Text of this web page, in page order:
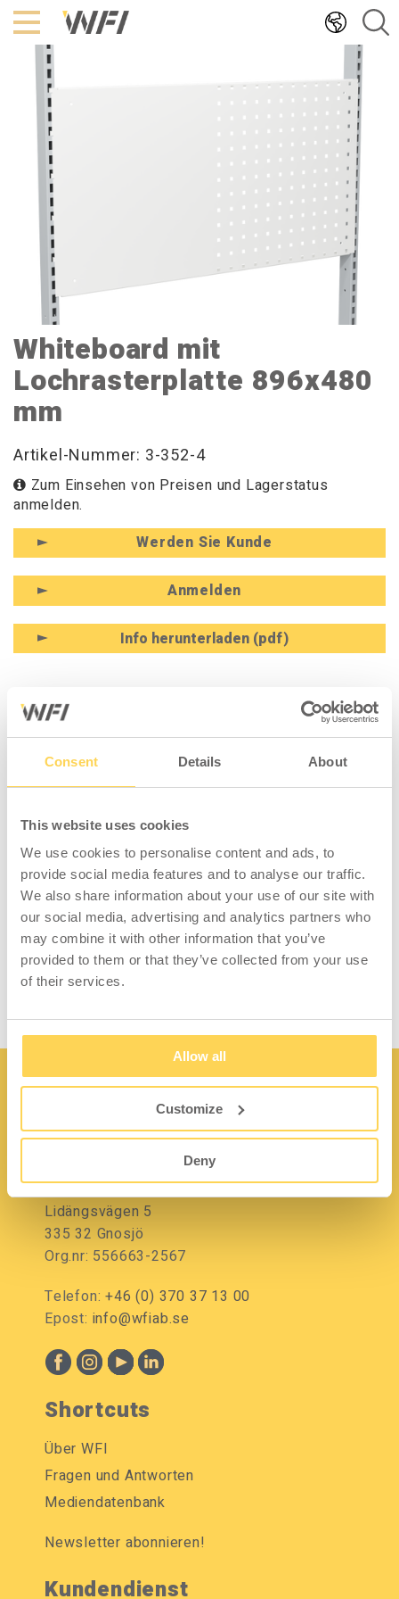
Consent Details About
This website uses cookies
We use cookies to personalise content and ads, to
provide social media features and to analyse our traffic.
We also share information about your use of our site with
our social media, advertising and analytics partners who
may combine it with other information that you’ve
provided to them or that they’ve collected from your use
of their services.
Allow all
Customize
Deny
Hoppa
till
innehållet
Whiteboard mit
Lochrasterplatte 896x480
mm
Artikel-Nummer: 3-352-4
Zum Einsehen von Preisen und Lagerstatus
anmelden.
Werden Sie Kunde
Anmelden
Info herunterladen (pdf)
SPEZIFIKATION
mit Lochrasterplatte 896x480 mm
Platte mit halber Seite als Whiteboard (in
Whiteboard-Farbe lackiert) und halber Seite
mit Perforation zum Aufhängen
von Werkzeughaken. Platte zur Montage and
Wänden oder Regalgestellen.
Lidängsvägen 5
335 32 Gnosjö
Org.nr: 556663-2567
Telefon:+46 (0) 370 37 13 00
Epost: info@wfiab.se
Shortcuts
Über WFI
Fragen und Antworten
Mediendatenbank
Newsletter abonnieren!
Kundendienst